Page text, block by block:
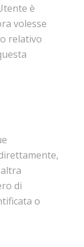
è
volesse
relativo
di
o